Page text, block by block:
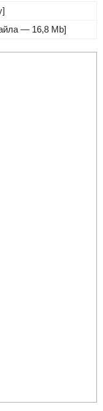
— 16,8 Mb]